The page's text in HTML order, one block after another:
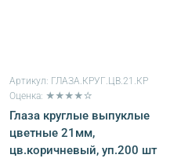
Артикул: ГЛАЗА.КРУГ.ЦВ.21.КР
Оценка: ★★★★☆
Глаза круглые выпуклые
цветные 21мм,
цв.коричневый, уп.200 шт